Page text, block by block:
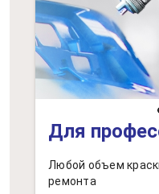
Для
Любой объем
ремонта